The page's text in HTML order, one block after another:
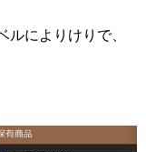
によりけりで、